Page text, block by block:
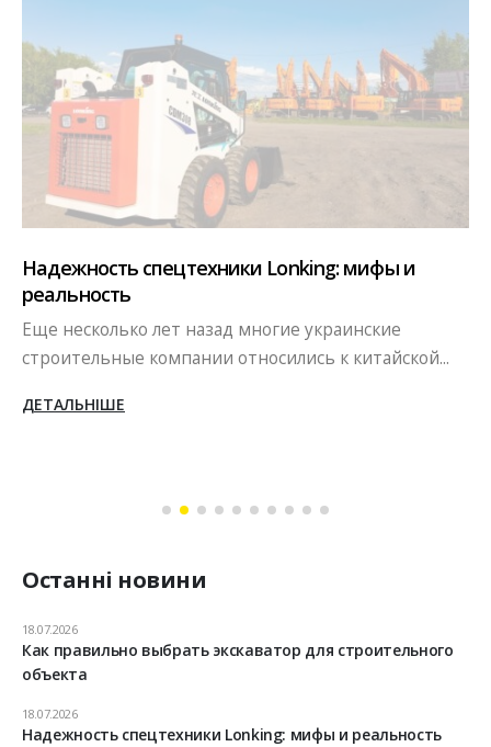
Надежность спецтехники Lonking: мифы и
реальность
Еще несколько лет назад многие украинские
строительные компании относились к китайской...
ДЕТАЛЬНІШЕ
Останні новини
Как правильно выбрать экскаватор для строительного
объекта
18.07.2026
Надежность спецтехники Lonking: мифы и реальность
18.07.2026